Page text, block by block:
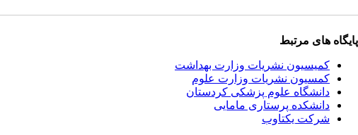
پایگاه های مرتبط
کمیسیون نشریات وزارت بهداشت
کمسیون نشریات وزارت علوم
دانشگاه علوم پزشکی کردستان
دانشکده پرستاری مامایی
شرکت یکتاوب